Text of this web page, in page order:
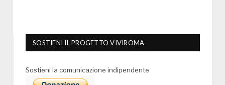
SOSTIENI IL PROGETTO VIVIROMA
Sostieni la comunicazione indipendente